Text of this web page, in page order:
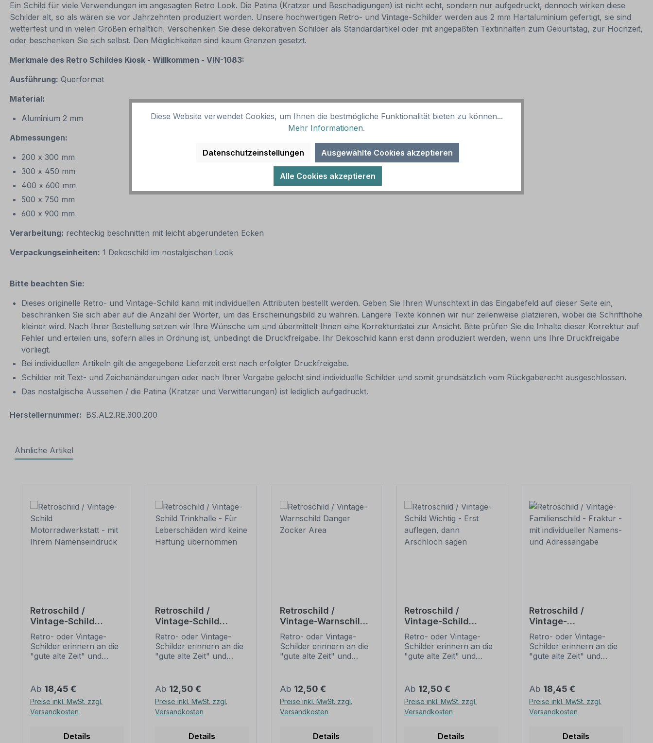
Ein Schild für viele Verwendungen im angesagten Retro Look. Die Patina (Kratzer und Beschädigungen) ist nicht echt, sondern nur aufgedruckt, dennoch wirken diese
Schilder alt, so als wären sie vor Jahrzehnten produziert worden. Unsere hochwertigen Retro- und Vintage-Schilder werden aus 2 mm Hartaluminium gefertigt, sie sind
wetterfest und in vielen Größen erhältlich. Verschenken Sie diese dekorativen Schilder als Standardartikel oder mit angepaßten Textinhalten zum Geburtstag, zur Hochzeit,
oder beschenken Sie sich selbst. Den Möglichkeiten sind kaum Grenzen gesetzt.
Merkmale des Retro Schildes Kiosk - Willkommen - VIN-1083:
Ausführung: Querformat
Material:
Aluminium 2 mm
Abmessungen:
200 x 300 mm
300 x 450 mm
400 x 600 mm
500 x 750 mm
600 x 900 mm
Verarbeitung: rechteckig beschnitten mit leicht abgerundeten Ecken
Verpackungseinheiten: 1 Dekoschild im nostalgischen Look
Bitte beachten Sie:
Dieses originelle Retro- und Vintage-Schild kann mit individuellen Attributen bestellt werden. Geben Sie Ihren Wunschtext in das Eingabefeld auf dieser Seite ein,
beschränken Sie sich aber auf die Anzahl der Wörter, um das Erscheinungsbild zu wahren. Längere Texte können wir nur zeilenweise platzieren, wobei die Schrifthöhe
kleiner wird. Nach Ihrer Bestellung setzen wir Ihre Wünsche um und übermittelt Ihnen eine Korrekturdatei zur Ansicht. Bitte prüfen Sie die Inhalte dieser Korrektur auf
Fehler und erteilen uns, sofern alles in Ordnung ist, unbedingt die Druckfreigabe. Ihr Dekoschild kann erst dann produziert werden, wenn uns Ihre Druckfreigabe
vorliegt.
Bei individuellen Artikeln gilt die angegebene Lieferzeit erst nach erfolgter Druckfreigabe.
Schilder mit Text- und Zeichenänderungen oder nach Ihrer Vorgabe gelocht sind individuelle Schilder und somit grundsätzlich vom Rückgaberecht ausgeschlossen.
Das nostalgische Aussehen / die Patina (Kratzer und Verwitterungen) ist lediglich aufgedruckt.
Herstellernummer: BS.AL2.RE.300.200
Ähnliche Artikel
Retroschild /
Vintage-Schild
Motorradwerkstatt -
mit Ihrem
Namenseindruck
Retro- oder Vintage-
Schilder erinnern an die
"gute alte Zeit" und
großer Beliebheit. Sind
diese Schilder im Original
nur schwer und häufig
nur zu horrenden Preise
neu produzierten
Regulärer Preis:
Ab 18,45 €
Preise inkl. MwSt. zzgl.
Versandkosten
Details
Retroschild /
Vintage-Schild
Trinkhalle - Für
Leberschäden wird
keine Haftung
Retro- oder Vintage-
Schilder erinnern an die
"gute alte Zeit" und
großer Beliebheit. Sind
diese Schilder im Original
nur schwer und häufig
nur zu horrenden Preise
neu produzierten
Regulärer Preis:
Ab 12,50 €
Preise inkl. MwSt. zzgl.
Versandkosten
Details
Retroschild /
Vintage-Warnschild
Danger Zocker Area
Retro- oder Vintage-
Schilder erinnern an die
"gute alte Zeit" und
großer Beliebheit. Sind
diese Schilder im Original
nur schwer und häufig
nur zu horrenden Preise
neu produzierten
Regulärer Preis:
Ab 12,50 €
Preise inkl. MwSt. zzgl.
Versandkosten
Details
Retroschild /
Vintage-Schild
Wichtig - Erst
auflegen, dann
Arschloch sagen
Retro- oder Vintage-
Schilder erinnern an die
"gute alte Zeit" und
großer Beliebheit. Sind
diese Schilder im Original
nur schwer und häufig
nur zu horrenden Preise
neu produzierten
Regulärer Preis:
Ab 12,50 €
Preise inkl. MwSt. zzgl.
Versandkosten
Details
Retroschild /
Vintage-
Familienschild -
Fraktur - mit
individueller
Retro- oder Vintage-
Schilder erinnern an die
"gute alte Zeit" und
großer Beliebheit. Sind
diese Schilder im Original
nur schwer und häufig
nur zu horrenden Preise
neu produzierten
Regulärer Preis:
Ab 18,45 €
Preise inkl. MwSt. zzgl.
Versandkosten
Details
Diese Website verwendet Cookies, um Ihnen die bestmögliche Funktionalität bieten zu können...
Mehr Informationen.
Datenschutzeinstellungen Ausgewählte Cookies akzeptieren
Alle Cookies akzeptieren